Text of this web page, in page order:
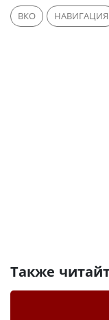
ВКО НАВИГАЦИЯ
Также